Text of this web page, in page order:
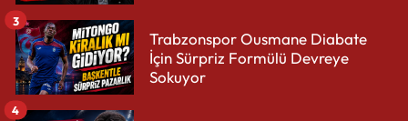
Trabzonspor Ousmane Diabate
İçin Sürpriz Formülü Devreye
Sokuyor
3
4